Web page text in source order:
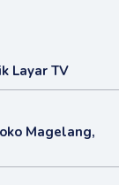
Layar TV
Magelang,